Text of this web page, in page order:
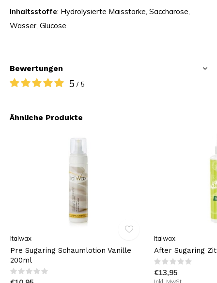
Inhaltsstoffe: Hydrolysierte Maisstärke, Saccharose,
Wasser, Glucose.
Bewertungen
5 / 5
Ähnliche Produkte
Italwax
Pre Sugaring Schaumlotion Vanille
200ml
Italwax
After Sugaring
€13,95
Inkl. MwSt.